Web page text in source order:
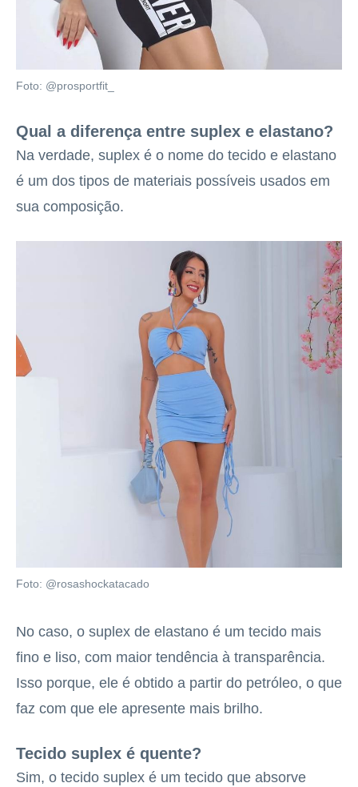
Foto: @prosportfit_
Qual a diferença entre suplex e elastano?
Na verdade, suplex é o nome do tecido e elastano
é um dos tipos de materiais possíveis usados em
sua composição.
Foto: @rosashockatacado
No caso, o suplex de elastano é um tecido mais
fino e liso, com maior tendência à transparência.
Isso porque, ele é obtido a partir do petróleo, o que
faz com que ele apresente mais brilho.
Tecido suplex é quente?
Sim, o tecido suplex é um tecido que absorve